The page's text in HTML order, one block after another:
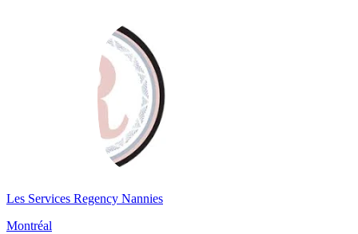
Les Services Regency Nannies
Montréal